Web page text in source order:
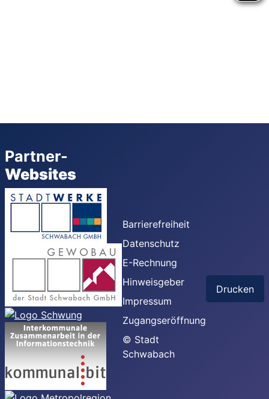
Partner-
Websites
Barrierefreiheit
Datenschutz
E-Rechnung
Hinweisgeber
Impressum
Zugangseröffnung
© Stadt
Schwabach
Drucken